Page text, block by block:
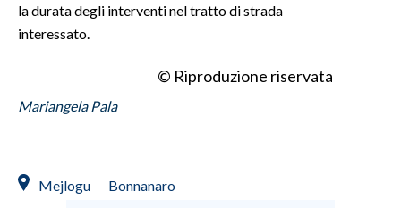
ABBONATI
PUBBLICITÀ
la durata degli interventi nel tratto di strada
interessato.
© Riproduzione riservata
Mariangela Pala
Mejlogu Bonnanaro